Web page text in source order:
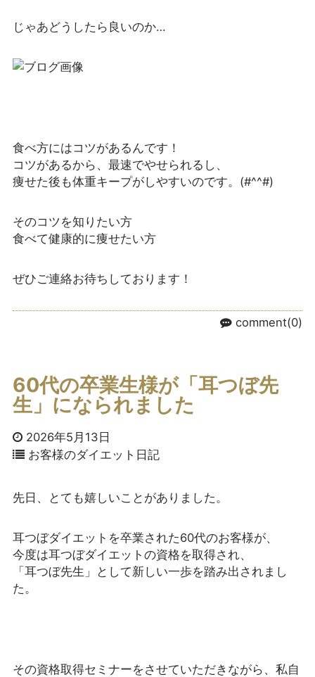
じゃあどうしたら良いのか…
食べ方にはコツがあるんです！
コツがあるから、最速でやせられるし、
痩せた後も体重キープがしやすいのです。(#^^#)
そのコツを知りたい方
食べて健康的に痩せたい方
ぜひご連絡お待ちしております！
comment(0)
60代の卒業生様が「耳つぼ先
生」になられました
2026年5月13日
お客様のダイエット日記
先日、とても嬉しいことがありました。
耳つぼダイエットを卒業された60代のお客様が、
今度は耳つぼダイエットの資格を取得され、
「耳つぼ先生」として新しい一歩を踏み出されまし
た。
その資格取得セミナーをさせていただきながら、私自